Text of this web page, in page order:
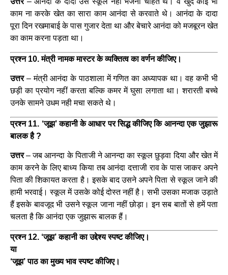
काम ना करके खेत का सारा काम आनंदा से करवाते थे। आनंदा के दादा
पूरा दिन रखमाबाई के पास गुजार देता था और बेचारे आनंदा को मजबूरन खेत
का काम करना पड़ता था।
प्रश्न 10. मंत्री नामक मास्टर के व्यक्तित्व का वर्णन कीजिए।
उत्तर – मंत्री आनंदा के पाठशाला में गणित का अध्यापक था। वह कभी भी
छड़ी का प्रयोग नहीं करता बल्कि कमर में घुसा लगाता था। शरारती बच्चे
उनके सामने उधम नही मचा सकते थे।
प्रश्न 11. ‘जूझ’ कहानी के आधार पर सिद्ध कीजिए कि आनन्दा एक जुझारू
बालक है ?
उत्तर– जब आनन्दा के पिताजी ने आनन्दा का स्कूल छुड़वा दिया और खेत में
काम करने के लिए बाध्य किया तब आनंदा दत्ताजी राव के पास जाकर अपने
पिता की शिकायत करता है। इसके बाद उसने अपने पिता से स्कूल जाने की
हामी भरवाई। स्कूल में उसके कोई दोस्त नहीं है। सभी उसका मजाक उड़ाते
हैं इसके बावजूद भी उसने स्कूल जाना नहीं छोड़ा। इन सब बातों से हमें पता
चलता है कि आनंदा एक जुझारू बालक हैं।
प्रश्न 12. ‘जूझ’ कहानी का उद्देश्य स्पष्ट कीजिए।
या
‘जूझ’ पाठ का मुख्य भाव स्पष्ट कीजिए।